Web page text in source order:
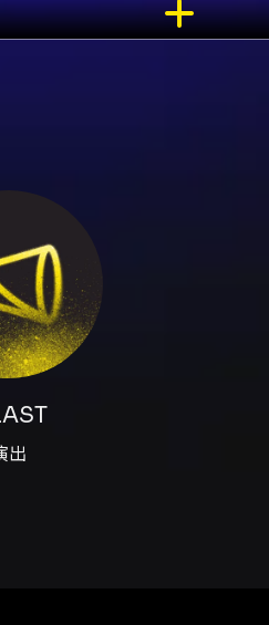
須一同入場 粉絲福利（活動公
抽選 10 位/場 - 特別福利：持
券退票需郵寄回 KKTIX（以郵
後再依退票流程寄回 其他重
票券：購票前請先完成
（不含購票日），退票酌收
請書回 KKTIX。詳見 KKTIX
入場；未經主辦單位同意禁
或遺失相關機制，依主辦單
。 - 觀眾若入場後發現視線
程；ATM 虛擬帳號付款僅限台
出